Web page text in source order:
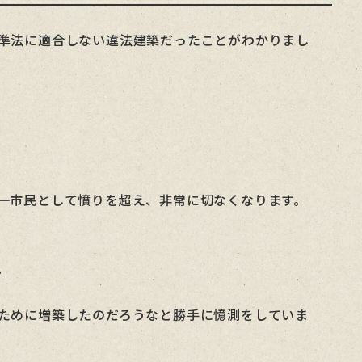
に適合しない違法建築だったことがわかりまし
民として憤りを超え、非常に切なくなります。
に増築したのだろうなと勝手に憶測をしていま